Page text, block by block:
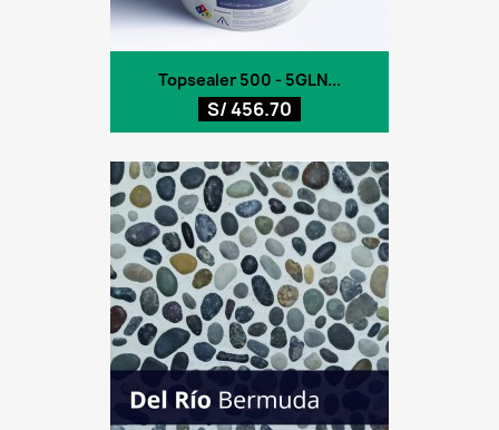
Topsealer 500 - 5GLN...
S/ 456.70